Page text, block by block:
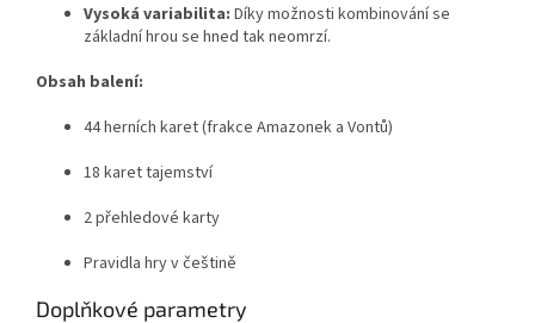
Vysoká variabilita: Díky možnosti kombinování se
základní hrou se hned tak neomrzí.
Obsah balení:
44 herních karet (frakce Amazonek a Vontů)
18 karet tajemství
2 přehledové karty
Pravidla hry v češtině
Doplňkové parametry